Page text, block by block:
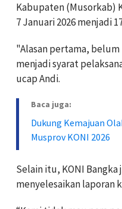
Kabupaten (Musorkab)
7 Januari 2026 menjadi
"Alasan pertama,
menjadi syarat
ucap Andi.
Baca juga:
Dukung Kemajuan
Musprov KONI 2026
Selain itu, KONI Bangka
menyelesaikan laporan